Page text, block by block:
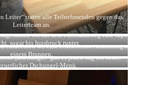
Leiter“ traten alle Teilnehmenden gegen das
Leiterteam an.
hatten wir auf dem Panoramaweg eine super
sogar bis Innsbruck runter.
entdeckten wir eine erfrischende Abkühlung an
einem Brunnen.
„Dschungel“ gab es jeden Tag ein neues
Dschungel-Menü.